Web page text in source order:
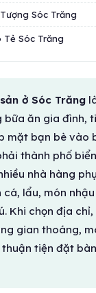
Sóc Trăng
Tẻ Sóc Trăng
ở Sóc Trăng
bữa ăn gia đình,
mặt bạn bè vào
thành phố
nhà hàng
cá, lẩu, món
Khi chọn địa chỉ,
gian thoáng,
tiện đặt